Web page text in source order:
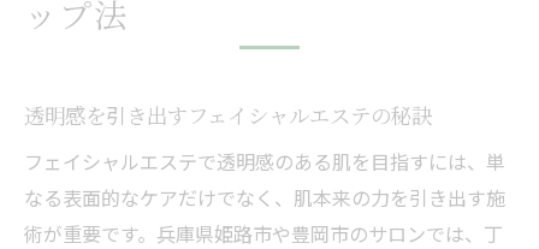
ップ法
透明感を引き出すフェイシャルエステの秘訣
フェイシャルエステで透明感のある肌を目指すには、単
なる表面的なケアだけでなく、肌本来の力を引き出す施
術が重要です。兵庫県姫路市や豊岡市のサロンでは、丁